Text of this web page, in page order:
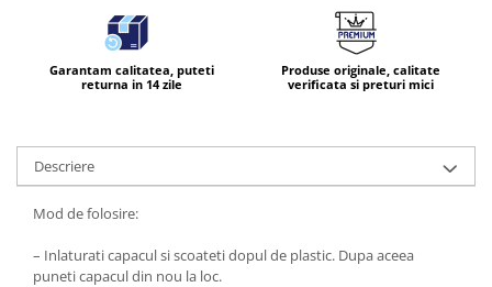
Ingrijire Personala
Ingrijirea corpului
Deo Incaltaminte
Gel de dus
Igiena orala
Lotiune de corp
Garantam calitatea, puteti
returna in 14 zile
Produse originale, calitate
verificata si preturi mici
Descriere
Mod de folosire:
– Inlaturati capacul si scoateti dopul de plastic. Dupa aceea
puneti capacul din nou la loc.